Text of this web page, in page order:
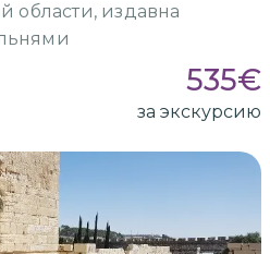
области, издавна
535€
за экскурсию